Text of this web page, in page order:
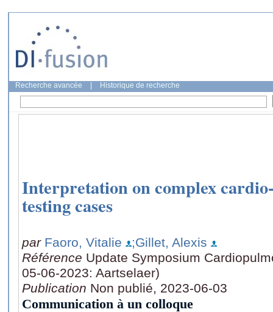
Recherche avancée Historique de recherche
Interpretation on complex
testing cases
par Faoro, Vitalie
;Gillet, Alexis
Référence Update Symposium
05-06-2023: Aartselaer)
Publication Non publié, 2023-06-03
Communication à un colloque